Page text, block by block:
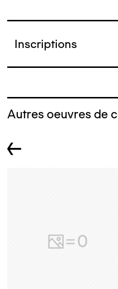
Inscriptions
Autres oeuvres de
←